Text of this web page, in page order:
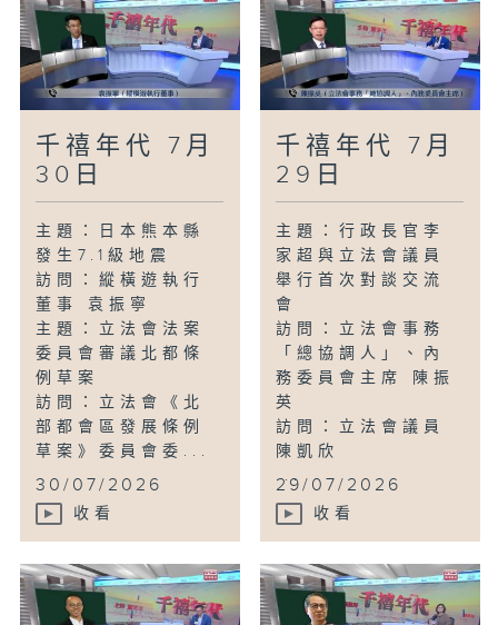
千禧年代 7月
30日
主題：日本熊本縣
發生7.1級地震
訪問：縱橫遊執行
董事 袁振寧
主題：立法會法案
委員會審議北都條
例草案
訪問：立法會《北
部都會區發展條例
草案》委員會委...
30/07/2026
收看
千禧年代 7月
29日
主題：行政長官李
家超與立法會議員
舉行首次對談交流
會
訪問：立法會事務
「總協調人」、內
務委員會主席 陳振
英
訪問：立法會議員
陳凱欣
...
29/07/2026
收看